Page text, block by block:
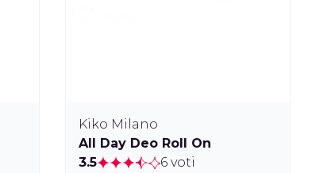
Kiko Milano
All Day Deo Roll On
3.5
6 voti